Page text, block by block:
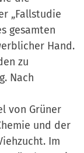
„Fallstudie
gesamten
Hand.
zu
Nach
von Grüner
und der
Im